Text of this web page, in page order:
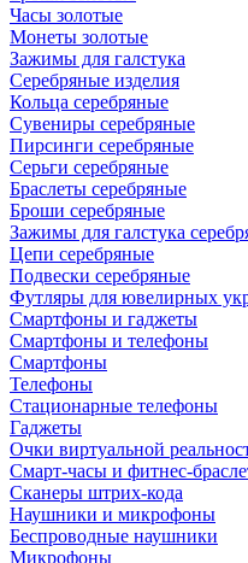
Часы золотые
Монеты золотые
Зажимы для галстука
Серебряные изделия
Кольца серебряные
Сувениры серебряные
Пирсинги серебряные
Серьги серебряные
Браслеты серебряные
Броши серебряные
Зажимы для галстука
Цепи серебряные
Подвески серебряные
Футляры для ювелирных
Смартфоны и гаджеты
Смартфоны и телефоны
Смартфоны
Телефоны
Стационарные телефоны
Гаджеты
Очки виртуальной
Смарт-часы и фитнес-
Сканеры штрих-кода
Наушники и микрофоны
Беспроводные наушники
Микрофоны